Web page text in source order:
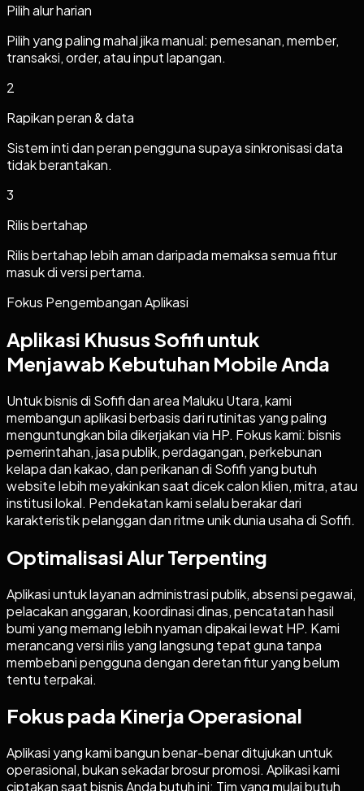
Pilih alur harian
Pilih yang paling mahal jika manual: pemesanan, member,
transaksi, order, atau input lapangan.
2
Rapikan peran & data
Sistem inti dan peran pengguna supaya sinkronisasi data
tidak berantakan.
3
Rilis bertahap
Rilis bertahap lebih aman daripada memaksa semua fitur
masuk di versi pertama.
Fokus Pengembangan Aplikasi
Aplikasi Khusus Sofifi untuk
Menjawab Kebutuhan Mobile Anda
Untuk bisnis di Sofifi dan area Maluku Utara, kami
membangun aplikasi berbasis dari rutinitas yang paling
menguntungkan bila dikerjakan via HP. Fokus kami: bisnis
pemerintahan, jasa publik, perdagangan, perkebunan
kelapa dan kakao, dan perikanan di Sofifi yang butuh
website lebih meyakinkan saat dicek calon klien, mitra, atau
institusi lokal. Pendekatan kami selalu berakar dari
karakteristik pelanggan dan ritme unik dunia usaha di Sofifi.
Optimalisasi Alur Terpenting
Aplikasi untuk layanan administrasi publik, absensi pegawai,
pelacakan anggaran, koordinasi dinas, pencatatan hasil
bumi yang memang lebih nyaman dipakai lewat HP. Kami
merancang versi rilis yang langsung tepat guna tanpa
membebani pengguna dengan deretan fitur yang belum
tentu terpakai.
Fokus pada Kinerja Operasional
Aplikasi yang kami bangun benar-benar ditujukan untuk
operasional, bukan sekadar brosur promosi. Aplikasi kami
ciptakan saat bisnis Anda butuh ini: Tim yang mulai butuh